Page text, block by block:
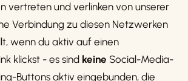
vertreten und verlinken von unserer
Verbindung zu diesen Netzwerken
wenn du aktiv auf einen
klickst - es sind keine Social-Media-
Buttons aktiv eingebunden, die